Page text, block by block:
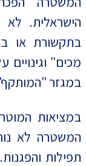
הישראלית.
בתקשורת או
מכים"
במגזר
במציאות
המשטרה לא
תפילות